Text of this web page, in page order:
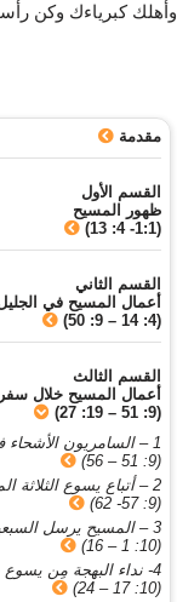
وأهلك كبرياءك وكن
مقدمة
القسم الأول
ظهور المسيح
(1:1- 4: 13)
القسم الثاني
أعمال المسيح في
(4: 14 – 9: 50)
القسم الثالث
أعمال المسيح خلال
(9: 51 – 19: 27)
1 – السامريون الأشحاء في بداية سفر الربّ
(9: 51 – 56)
2 – أتباع يسوع الثلاثة المختلفو الأهواء
(9: 57- 62)
3 – المسيح يرسل السبعين مِن أتباعه إلى كلّ أنحاء بلاده
(10: 1 – 16)
4- نداء البهجة مِن يسوع عند رجوع السبعين
(10: 17 – 24)